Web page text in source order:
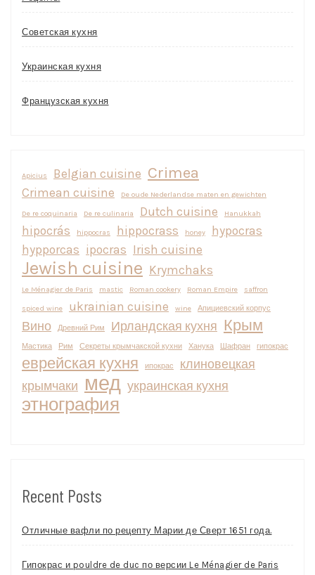
Советская кухня
Украинская кухня
Французская кухня
Apicius Belgian cuisine Crimea
Crimean cuisine De oude Nederlandse maten en gewichten
De re coquinaria De re culinaria Dutch cuisine Hanukkah
hipocrás hippocras hippocrass honey
hypocras
hypporcas ipocras Irish cuisine
Jewish cuisine Krymchaks
Le Ménagier de Paris mastic Roman cookery Roman Empire saffron
spiced wine ukrainian cuisine wine Апициевский корпус
Вино Древний Рим Ирландская кухня Крым
Мастика Рим Секреты крымчакской кухни Ханука Шафран гипокрас
еврейская кухня ипокрас
клиновецкая
крымчаки мед украинская кухня
этнография
Recent Posts
Отличные вафли по рецепту Марии де Сверт 1651 года.
Гипокрас и pouldre de duc по версии Le Ménagier de Paris